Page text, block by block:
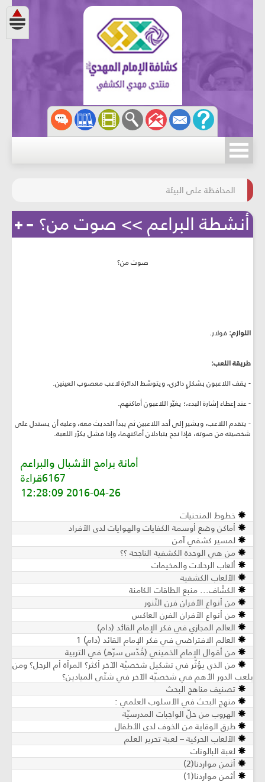
مسابقة الركب الحسينيّ
المحافظة على البيئة
أنشطة البراعم >> صوت من؟
صوت من؟
اللوازم: فولار.
طريقة اللعب:
- يقف اللاعبون بشكلٍ دائري، ويتوسّط الدائرة لاعب معصوب العينين.
- عند إعطاء إشارة البدء،؛ يغيّر اللاعبون أماكنهم.
- يتقدم اللاعب، ويشير إلى أحد اللاعبين ثم يبدأ الحديث معه، وعليه أن يستدل على
شخصيته من صوته، فإذا نجح يتبادلان أماكنهما، وإذا فشل يكرّر اللعبة.
أمانة برامج الأشبال والبراعم
6167قراءة
2016-04-26 12:28:09
خطوط المنحنيات
أماكن وضع أوسمة الكفايات والهوايات لدى الأفراد
لمسير كشفي آمن
من هي الوحدة الكشفية الناجحة ؟؟
ألعاب الرحلات والمخيمات
الألعاب الكشفية
الكشّاف... منبع الطاقات الكامنة
من أنواع الأفران فرن التّنور
من أنواع الأفران الفرن العاكس
العالم المجازي في فكر الإمام القائد (دام)
العالم الافتراضي في فكر الإمام القائد (دام) 1
من أقوال الإمام الخميني (قُدّس سرّه) في التربية
من الذي يؤثّر في تشكيل شخصيّة الآخر أكثر؟ المرأة أم الرجل؟ ومن
يلعب الدور الأهم في شخصيّة الآخر في شتّى الميادين؟
تصنيف مناهج البحث
منهج البحث في الأسلوب العلمي :
الهروب من حلّ الواجبات المدرسيّة
طرق الوقاية من الخوف لدى الأطفال
الألعاب الحركية – لعبة تحرير العلم
لعبة البالونات
أثمن مواردنا(2)
أثمن مواردنا(1)